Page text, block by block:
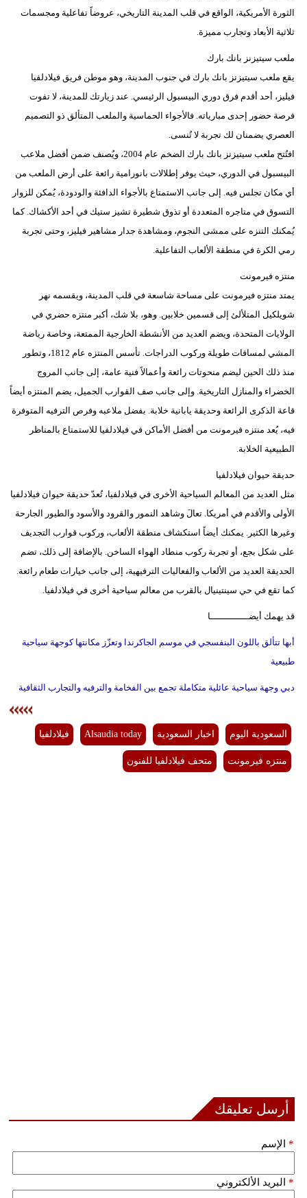
الثورة الأمريكية، الواقع في قلب المدينة التاريخي، عروضاً تفاعلية ومجسمات
ثلاثية الأبعاد وتجارب مميزة.
ملعب سيتيزنز بانك بارك
يقع ملعب سيتيزنز بانك بارك في جنوب المدينة، وهو موطن فريق فيلادلفيا
فيليز، أحد أقدم فرق دوري البيسبول الرئيسي. عند زيارتك للمدينة، لا تفوت
فرصة حضور إحدى مبارياته. فالأجواء الحماسية والملعب المتألق ذو التصميم
العصري يضمنان لك تجربة لا تُنسى.
افتُتح ملعب سيتيزنز بانك بارك الضخم عام 2004، ويُصنف ضمن أفضل ملاعب
البيسبول في الدوري، حيث يوفر إطلالات بانورامية رائعة على أرض الملعب من
أي مكان تجلس فيه. إلى جانب الاستمتاع بالأجواء الدافئة والودودة، يُمكن للزوار
التسوق في متاجره المتعددة أو تذوق شطيرة تشيز ستيك في أحد الأكشاك. كما
يُمكنك التنزه على ممشى النجوم، ومشاهدة جدار مشاهير فيليز، وحتى تجربة
رمي الكرة في منطقة الألعاب التفاعلية.
منتزه فيرمونت
يمتد منتزه فيرمونت على مساحة شاسعة في قلب المدينة، ويقسمه نهر
شويلكيل المتلألئ إلى قسمين خلابين. وهو، بلا شك، أكبر منتزه حضري في
الولايات المتحدة، ويضم العديد من الأنشطة الخارجية الممتعة، وخاصة رياضة
المشي لمسافات طويلة وركوب الدراجات. تأسس المنتزه عام 1812، وتطور
منذ ذلك الحين ليضم منحوتات رائعة وأعمالاً فنية عامة، إلى جانب المروج
الخضراء والمنازل التاريخية. وإلى جانب صف القوارب الجميل، يضم المنتزه أيضاً
قاعة الذكرى الرائعة وحديقة يابانية خلابة. بفضل ملاعبه وفرص الترفيه المتوفرة
فيه، يُعد منتزه فيرمونت من أفضل الأماكن في فيلادلفيا للاستمتاع بالمناظر
الطبيعية الخلابة.
حديقة حيوان فيلادلفيا
مثل العديد من المعالم السياحية الأخرى في فيلادلفيا، تُعدّ حديقة حيوان فيلادلفيا
الأولى والأقدم في أمريكا. تعالَ وشاهد النمور والقرود والأسود والطيور الجارحة
وغيرها الكثير. يمكنك أيضاً استكشاف منطقة الألعاب، وركوب قوارب التجديف
على شكل بجع، أو تجربة ركوب منطاد الهواء الساخن. بالإضافة إلى ذلك، تضم
الحديقة العديد من الألعاب والفعاليات الترفيهية، إلى جانب خيارات طعام رائعة.
كما تقع في حي سينتينيال بالقرب من معالم سياحية أخرى في فيلادلفيا.
قد يهمك أيضــــــــــــــا
أبها تتألق باللون البنفسجي في موسم الجاكرندا وتعزّز مكانتها كوجهة سياحية
طبيعية
دبي وجهة سياحية عائلية متكاملة تجمع بين الفخامة والترفيه والتجارب الثقافية
السعودية اليوم اخبار السعودية Alsaudia today فيلادلفيا
منتزه فيرمونت متحف فيلادلفيا للفنون
أرسل تعليقك
الإسم *
البريد الألكتروني *